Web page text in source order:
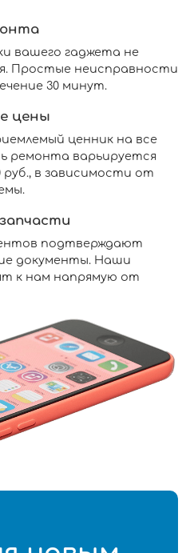
вашего гаджета не
Простые неисправности
30 минут.
цены
ценник на все
ремонта варьируется
руб., в зависимости от
подтверждают
документы. Наши
к нам напрямую от